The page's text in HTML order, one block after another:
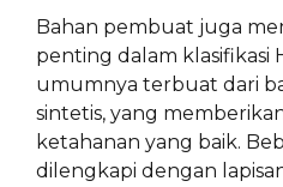
Bahan pembuat juga
penting dalam klasifikasi
umumnya terbuat dari
sintetis, yang
ketahanan yang baik.
dilengkapi dengan